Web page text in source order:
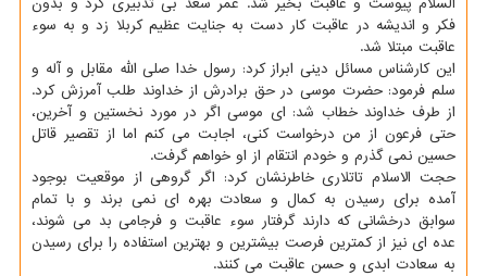
فکر و اندیشه در عاقبت کار دست به جنایت عظیم کربلا زد و به سوء
عاقبت مبتلا شد.
این کارشناس مسائل دینی ابراز کرد: رسول خدا صلی الله مقابل و آله و
سلم فرمود: حضرت موسی در حق برادرش از خداوند طلب آمرزش کرد.
از طرف خداوند خطاب شد: ای موسی اگر در مورد نخستین و آخرین،
حتی فرعون از من درخواست کنی، اجابت می کنم اما از تقصیر قاتل
حسین نمی گذرم و خودم انتقام از او خواهم گرفت.
حجت الاسلام تاتلاری خاطرنشان کرد: اگر گروهی از موقعیت بوجود
آمده برای رسیدن به کمال و سعادت بهره ای نمی برند و با تمام
سوابق درخشانی که دارند گرفتار سوء عاقبت و فرجامی بد می شوند،
عده ای نیز از کمترین فرصت بیشترین و بهترین استفاده را برای رسیدن
به سعادت ابدی و حسن عاقبت می کنند.